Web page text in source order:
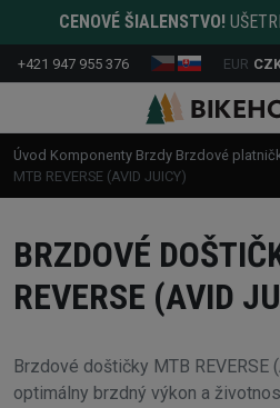
CENOVÉ ŠIALENSTVO!
+421 947 955 376 EUR
Úvod Komponenty Brzdy Brzdové
MTB REVERSE (AVID JUICY)
BRZDOVÉ
REVERSE (AVID
Brzdové doštičky MTB REVERSE
optimálny brzdný výkon a